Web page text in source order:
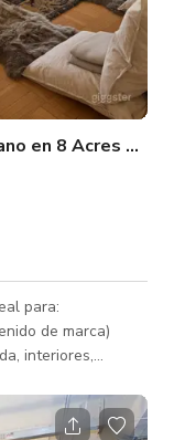
en 8 Acres de
para:
de marca)
interiores,
*Retiros